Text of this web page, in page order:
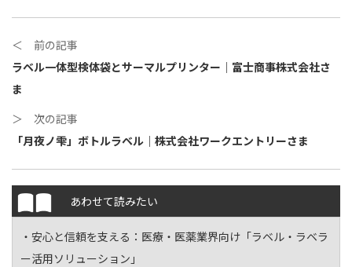
＜ 前の記事
ラベル一体型検体袋とサーマルプリンター｜富士商事株式会社さ
ま
＞ 次の記事
「月夜ノ雫」ボトルラベル｜株式会社ワークエントリーさま
あわせて読みたい
・安心と信頼を支える： 医療・医薬業界向け「ラベル・ラベラ
ー活用ソリューション」